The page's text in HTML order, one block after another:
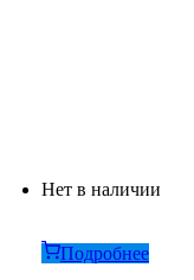
Нет в наличии
Подробнее